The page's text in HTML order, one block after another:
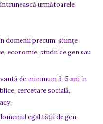
următoarele
domenii precum: științe
economie, studii de gen sau
de minimum 3–5 ani în
cercetare socială,
egalității de gen,